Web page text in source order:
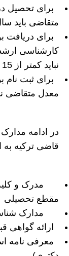
متقاضی باید سال ۸۵ به بعد
برای دریافت
نباید کمتر از 15 از 20 باشد.
برای ثبت
معدل متقاضی نباید
در ادامه
قاضی ترکیه
مدرک و کلیه
مقطع تحصیلی
مدارک
ارائه گواهی
معرفی نامه